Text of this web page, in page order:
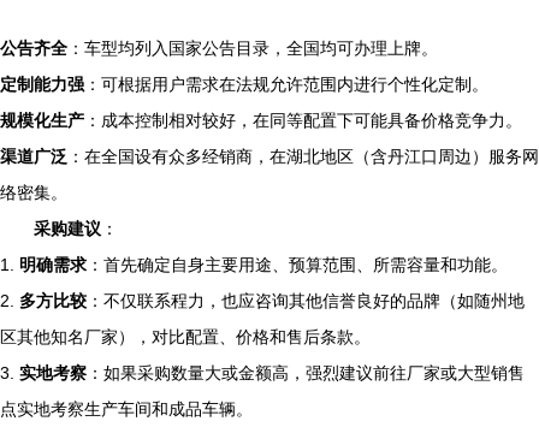
公告齐全 ：车型均列入国家公告目录，全国均可办理上牌。
定制能力强 ：可根据用户需求在法规允许范围内进行个性化定制。
规模化生产 ：成本控制相对较好，在同等配置下可能具备价格竞争力。
渠道广泛 ：在全国设有众多经销商，在湖北地区（含丹江口周边）服务网
络密集。
采购建议 ：
1. 明确需求 ：首先确定自身主要用途、预算范围、所需容量和功能。
2. 多方比较 ：不仅联系程力，也应咨询其他信誉良好的品牌（如随州地
区其他知名厂家），对比配置、价格和售后条款。
3. 实地考察 ：如果采购数量大或金额高，强烈建议前往厂家或大型销售
点实地考察生产车间和成品车辆。